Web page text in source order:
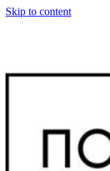
Skip to content